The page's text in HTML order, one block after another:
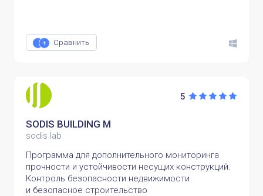
Сравнить
5
SODIS BUILDING M
sodis lab
Программа для дополнительного мониторинга
прочности и устойчивости несущих конструкций.
Контроль безопасности недвижимости
и безопасное строительство